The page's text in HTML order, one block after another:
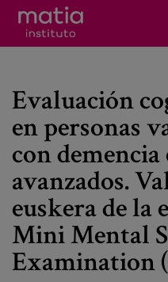
Investigación
Publicaciones
Participación en foros
Consultoría
Formación
Eventos
Evaluación
en personas
con demencia
avanzados.
euskera de la
Mini Mental
Examination